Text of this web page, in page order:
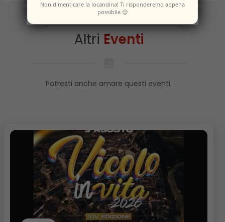
Altri Eventi
Potresti anche amare questi eventi.
Non dimenticare la locandina! Ti risponderemo appena
possibile 😊